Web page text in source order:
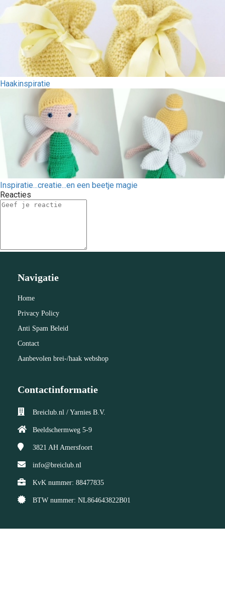
Haakinspiratie
Inspiratie...creatie...en een beetje magie
Reacties
Navigatie
Home
Privacy Policy
Anti Spam Beleid
Contact
Aanbevolen brei-/haak webshop
Contactinformatie
Breiclub.nl / Yarnies B.V.
Beeldschermweg 5-9
3821 AH Amersfoort
info@breiclub.nl
KvK nummer: 88477835
BTW nummer: NL864643822B01